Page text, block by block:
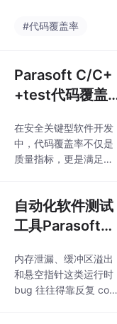
域，代码覆盖率已不再
性指标和行业准入的门
槛。Parasoft C/C++te
st 超越了传统工具仅提
限，提供了一套业内领
先的、深入的代码覆盖
率分析体系，为构建可
#代码覆盖率
Parasoft C/C+
+test代码覆盖
度解析
在安全关键型软件开发
中，代码覆盖率不仅是
质量指标，更是满足功
78C等标准对验证工作
提出更高要求，开发团
队需要能够提供精确、
可信的覆盖率证据。Par
asoft C/C++test通过其
深度覆盖率分析能力，
为高可靠性软件的验证
自动化软件测试
工具Parasoft
实现运行时错误
的检测与修复
内存泄漏、缓冲区溢出
和悬空指针这类运行时
bug 往往得靠反复 core